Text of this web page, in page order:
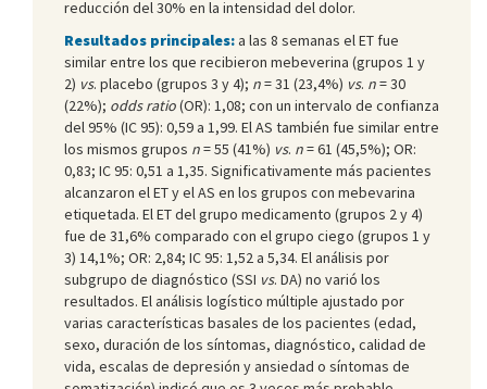
reducción del 30% en la intensidad del dolor.
Resultados principales:a las 8 semanas el ET fue
similar entre los que recibieron mebeverina (grupos 1 y
2) vs. placebo (grupos 3 y 4); n= 31 (23,4%) vs. n= 30
(22%); odds ratio(OR): 1,08; con un intervalo de confianza
del 95% (IC 95): 0,59 a 1,99. El AS también fue similar entre
los mismos grupos n= 55 (41%) vs. n= 61 (45,5%); OR:
0,83; IC 95: 0,51 a 1,35. Significativamente más pacientes
alcanzaron el ET y el AS en los grupos con mebevarina
etiquetada. El ET del grupo medicamento (grupos 2 y 4)
fue de 31,6% comparado con el grupo ciego (grupos 1 y
3) 14,1%; OR: 2,84; IC 95: 1,52 a 5,34. El análisis por
subgrupo de diagnóstico (SSI vs. DA) no varió los
resultados. El análisis logístico múltiple ajustado por
varias características basales de los pacientes (edad,
sexo, duración de los síntomas, diagnóstico, calidad de
vida, escalas de depresión y ansiedad o síntomas de